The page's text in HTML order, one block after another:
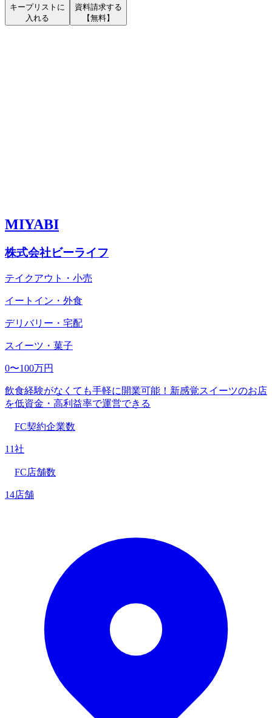
キープリストに
入れる
資料請求する
【無料】
MIYABI
株式会社ビーライフ
テイクアウト・小売
イートイン・外食
デリバリー・宅配
スイーツ・菓子
0〜100万円
飲食経験がなくても手軽に開業可能！新感覚スイーツのお店
を低資金・高利益率で運営できる
FC契約企業数
11社
FC店舗数
14店舗